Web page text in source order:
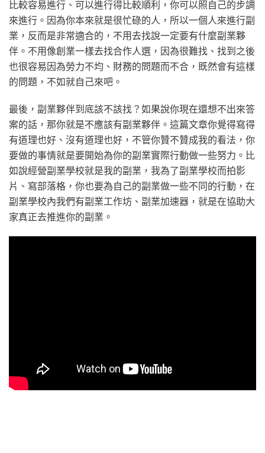
比較容易進行、可以進行得比較順利，你可以照自己的步調
來進行。因為你本來就是很忙碌的人，所以一個人來進行副
業，反而是非常適合的，不用去找說一定要有什麼副業夥
伴。不用像創業一樣去找合作人選，因為很難找、找到之後
也很容易因為勞力不均、財務的問題而不合，既然會有這樣
的問題，不如就自己來吧。
最後，副業夥伴到底該不該找？如果說你現在還想不出來答
案的話，那你就是不應該有副業夥伴。這篇文章你覺得寫得
有道理也好、沒有道理也好，不管你贊不贊成我的看法，你
要做的事情就是要開始為你的副業實際行動做一些努力。比
如說經營副業學校就是我的副業，我為了副業學校而拍影
片、寫部落格，你也要為自己的副業做一些不同的行動，在
副業學校內我們有副業工作坊、副業加速器，就是在協助大
家真正去推進你的副業。